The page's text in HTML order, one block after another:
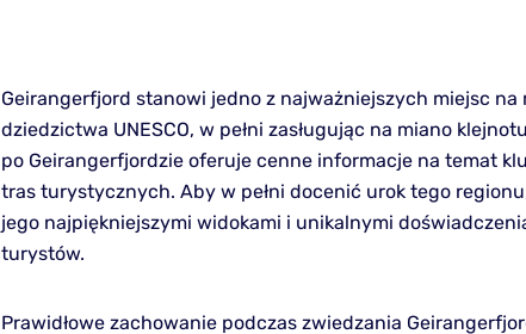
Geirangerfjord stanowi jedno z najważniejszych miejsc na
dziedzictwa UNESCO, w pełni zasługując na miano
po Geirangerfjordzie oferuje cenne informacje na temat
tras turystycznych. Aby w pełni docenić urok tego
jego najpiękniejszymi widokami i unikalnymi
turystów.
Prawidłowe zachowanie podczas zwiedzania